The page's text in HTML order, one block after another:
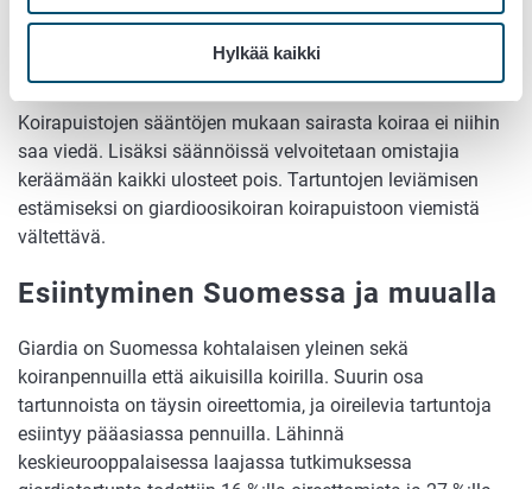
Hylkää kaikki
esimerkiksinatriumhypokloriittia sisältäviä valmisteita.
Hiekkapohjaa voi olla mahdotonta puhdistaa ellei sitten
vaihda koko pohjaa kerralla.
Koirapuistojen sääntöjen mukaan sairasta koiraa ei niihin
saa viedä. Lisäksi säännöissä velvoitetaan omistajia
keräämään kaikki ulosteet pois. Tartuntojen leviämisen
estämiseksi on giardioosikoiran koirapuistoon viemistä
vältettävä.
Esiintyminen Suomessa ja muualla
Giardia on Suomessa kohtalaisen yleinen sekä
koiranpennuilla että aikuisilla koirilla. Suurin osa
tartunnoista on täysin oireettomia, ja oireilevia tartuntoja
esiintyy pääasiassa pennuilla. Lähinnä
keskieurooppalaisessa laajassa tutkimuksessa